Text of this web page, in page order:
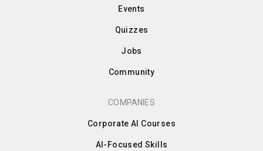
Events
Quizzes
Jobs
Community
COMPANIES
Corporate AI Courses
AI-Focused Skills